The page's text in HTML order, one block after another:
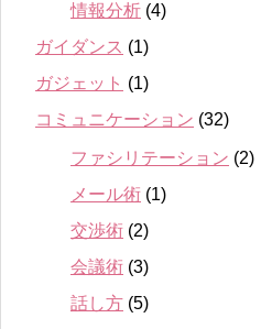
情報分析 (4)
ガイダンス (1)
ガジェット (1)
コミュニケーション (32)
ファシリテーション (2)
メール術 (1)
交渉術 (2)
会議術 (3)
話し方 (5)